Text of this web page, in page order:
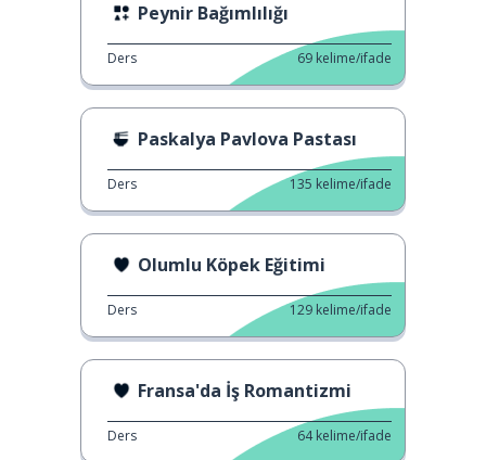
Peynir Bağımlılığı
Ders 69 kelime/ifade
Paskalya Pavlova Pastası
Ders 135 kelime/ifade
Olumlu Köpek Eğitimi
Ders 129 kelime/ifade
Fransa'da İş Romantizmi
Ders 64 kelime/ifade